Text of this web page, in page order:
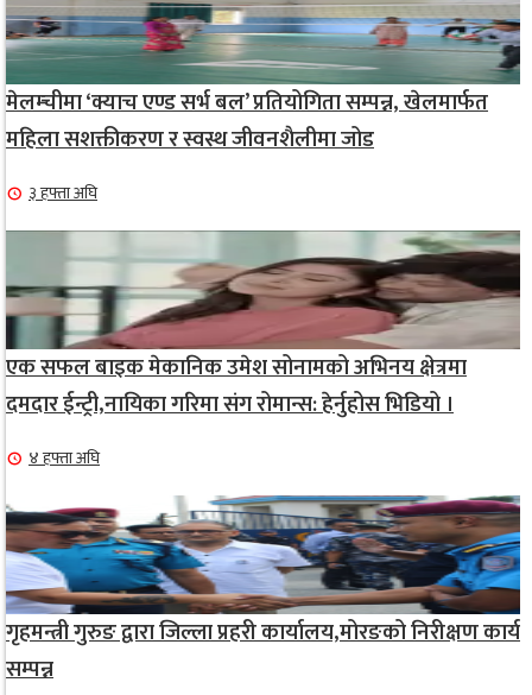
मेलम्चीमा ‘क्याच एण्ड सर्भ बल’ प्रतियोगिता सम्पन्न, खेलमार्फत
महिला सशक्तीकरण र स्वस्थ जीवनशैलीमा जोड
३ हफ्ता अघि
एक सफल बाइक मेकानिक उमेश सोनामको अभिनय क्षेत्रमा
दमदार ईन्ट्री,नायिका गरिमा संग रोमान्स: हेर्नुहोस भिडियो ।
४ हफ्ता अघि
गृहमन्त्री गुरुङ द्वारा जिल्ला प्रहरी कार्यालय,मोरङको निरीक्षण कार्य
सम्पन्न